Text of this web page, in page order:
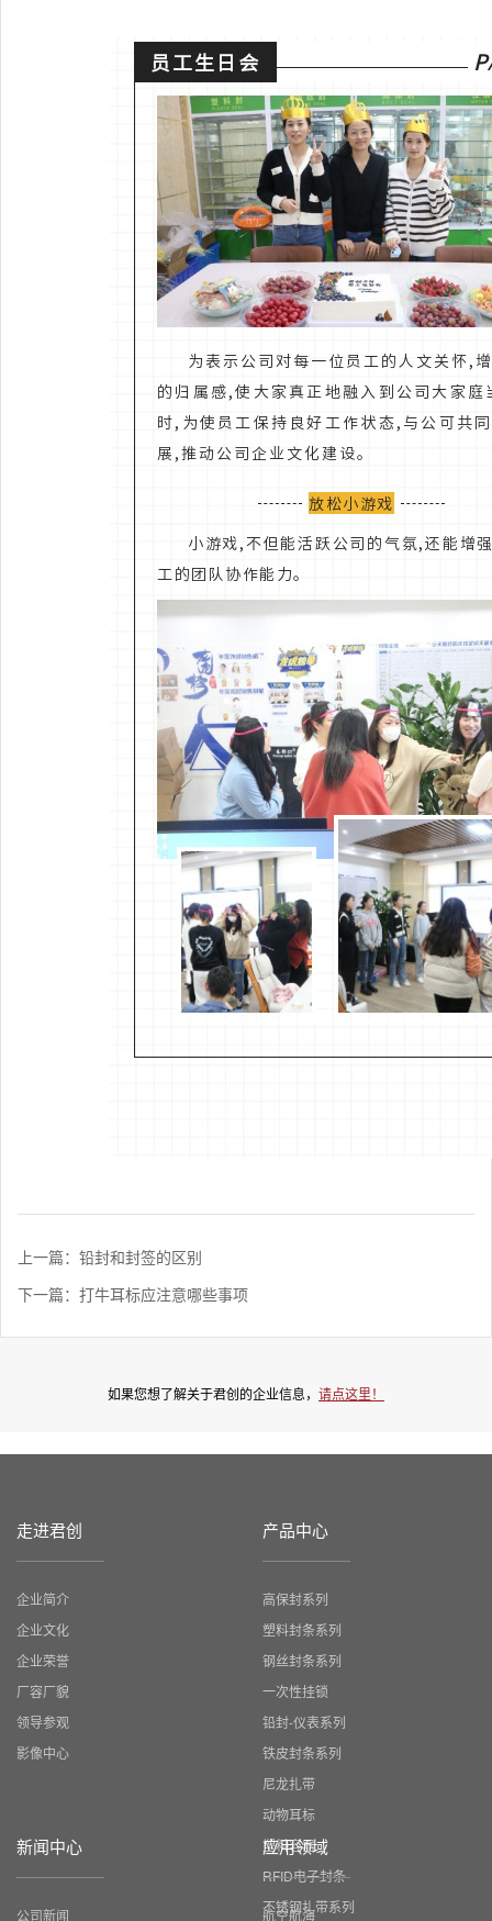
上一篇：铅封和封签的区别
下一篇：打牛耳标应注意哪些事项
如果您想了解关于君创的企业信息， 请点这里！
走进君创
企业简介
企业文化
企业荣誉
厂容厂貌
领导参观
影像中心
产品中心
高保封系列
塑料封条系列
钢丝封条系列
一次性挂锁
铅封-仪表系列
铁皮封条系列
尼龙扎带
动物耳标
塑料容器
RFID电子封条
不锈钢扎带系列
新闻中心
公司新闻
应用领域
航空航海